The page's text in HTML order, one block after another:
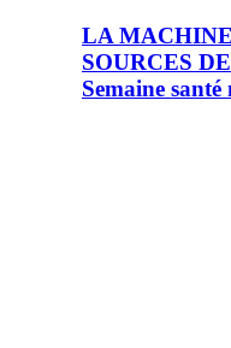
LA
SOURCES
Semaine santé